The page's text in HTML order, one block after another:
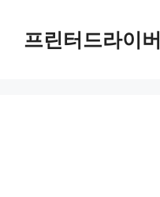
content프린터드라이버